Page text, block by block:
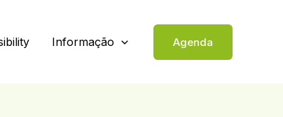
Informação Agenda